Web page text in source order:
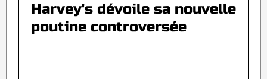
Harvey's dévoile sa nouvelle
poutine controversée